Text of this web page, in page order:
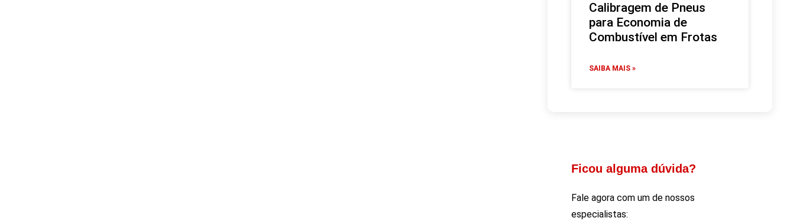
Calibragem de Pneus
para Economia de
Combustível em Frotas
SAIBA MAIS »
Ficou alguma dúvida?
Fale agora com um de nossos
especialistas: